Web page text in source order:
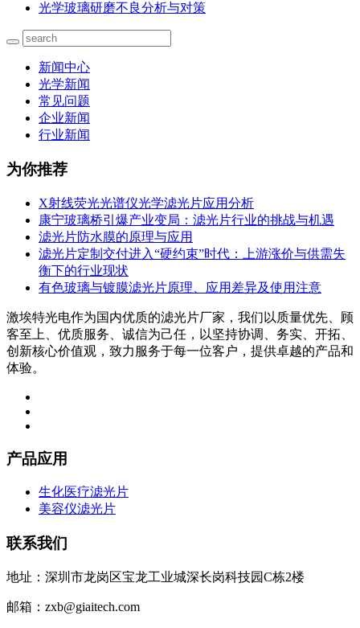
光学玻璃研磨不良分析与对策
新闻中心
光学新闻
常见问题
企业新闻
行业新闻
为你推荐
X射线荧光光谱仪光学滤光片应用分析
康宁玻璃桥引爆产业变局：滤光片行业的挑战与机遇
滤光片防水膜的原理与应用
滤光片定制交付进入“硬约束”时代：上游涨价与供需失
衡下的行业现状
有色玻璃与镀膜滤光片原理、应用差异及使用注意
激埃特光电作为国内优质的滤光片厂家，我们以质量优先、顾
客至上、优质服务、诚信为己任，以坚持协调、务实、开拓、
创新核心价值观，致力服务于每一位客户，提供卓越的产品和
体验。
产品应用
生化医疗滤光片
美容仪滤光片
联系我们
地址：深圳市龙岗区宝龙工业城深长岗科技园C栋2楼
邮箱：zxb@giaitech.com